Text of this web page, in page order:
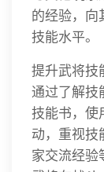
的经验，向
技能水平。
提升武将技
通过了解技
技能书，使
动，重视技
家交流经验